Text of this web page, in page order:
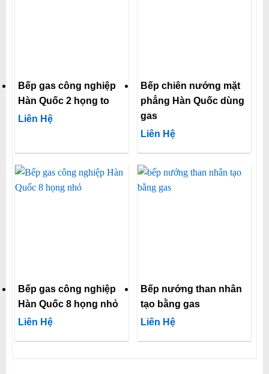
Bếp gas công nghiệp
Hàn Quốc 2 họng to
Liên Hệ
Bếp chiên nướng mặt
phẳng Hàn Quốc dùng
gas
Liên Hệ
Bếp gas công nghiệp
Hàn Quốc 8 họng nhỏ
Liên Hệ
Bếp nướng than nhân
tạo bằng gas
Liên Hệ